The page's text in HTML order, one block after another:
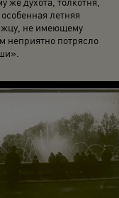
летняя
не имеющему
неприятно потрясло